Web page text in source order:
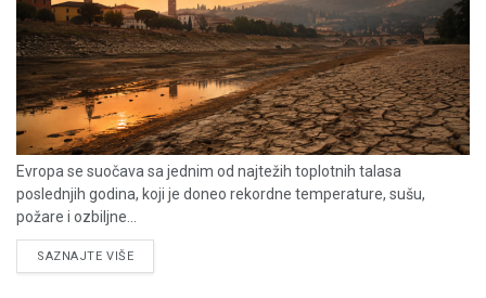
Evropa se suočava sa jednim od najtežih toplotnih talasa
poslednjih godina, koji je doneo rekordne temperature, sušu,
požare i ozbiljne...
SAZNAJTE VIŠEDETAILS